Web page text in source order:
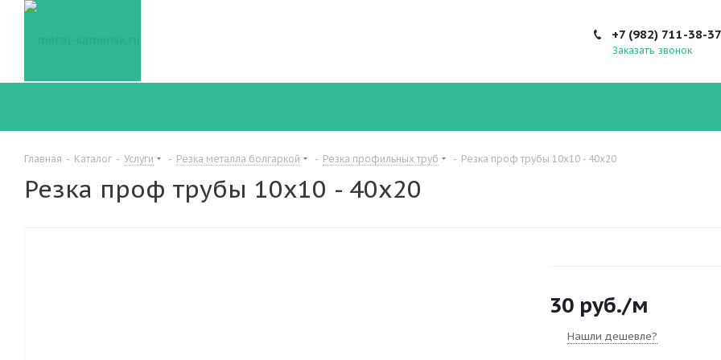
+7 (982) 711-38-37
Заказать звонок
Главная - Каталог - Услуги - Резка металла болгаркой - Резка профильных труб - Резка проф трубы 10х10 - 40х20
Резка проф трубы 10х10 - 40х20
30 руб./м
Нашли дешевле?